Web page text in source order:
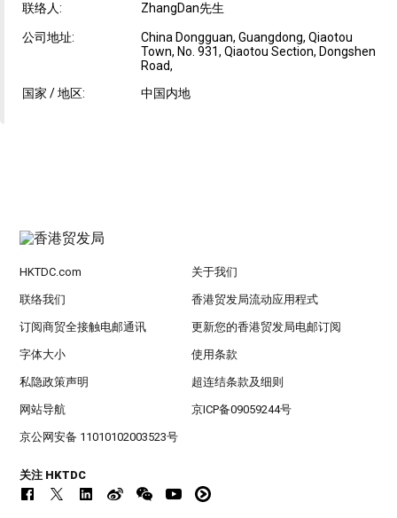
联络人: ZhangDan先生
公司地址:
China Dongguan, Guangdong, Qiaotou
Town, No. 931, Qiaotou Section, Dongshen
Road,
国家 / 地区:
中国内地
HKTDC.com 关于我们
联络我们 香港贸发局流动应用程式
订阅商贸全接触电邮通讯 更新您的香港贸发局电邮订阅
字体大小 使用条款
私隐政策声明 超连结条款及细则
网站导航 京ICP备09059244号
京公网安备 11010102003523号
关注 HKTDC